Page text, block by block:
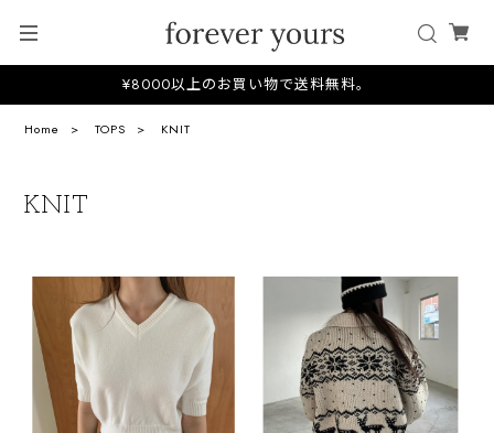
¥8000以上のお買い物で送料無料。
Home TOPS KNIT
KNIT